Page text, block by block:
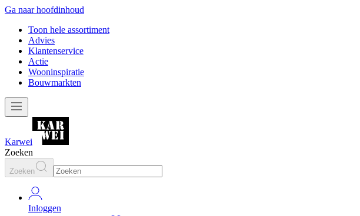
Ga naar hoofdinhoud
Toon hele assortiment
Advies
Klantenservice
Actie
Wooninspiratie
Bouwmarkten
Karwei
Zoeken
Zoeken
Inloggen